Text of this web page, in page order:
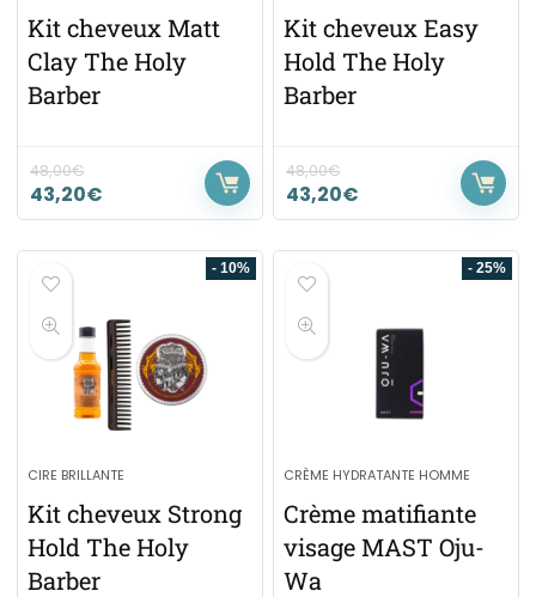
Kit cheveux Matt
Clay The Holy
Barber
48,00€
43,20€
Kit cheveux Easy
Hold The Holy
Barber
48,00€
43,20€
- 10%
CIRE BRILLANTE
Kit cheveux Strong
Hold The Holy
Barber
- 25%
CRÈME HYDRATANTE HOMME
Crème matifiante
visage MAST Oju-
Wa